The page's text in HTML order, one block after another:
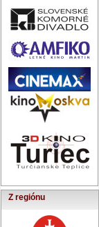
Z regiónu